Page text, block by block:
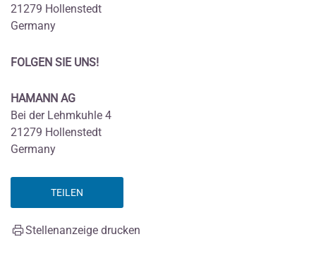
21279 Hollenstedt
Germany
FOLGEN SIE UNS!
HAMANN AG
Bei der Lehmkuhle 4
21279 Hollenstedt
Germany
TEILEN
Stellenanzeige drucken